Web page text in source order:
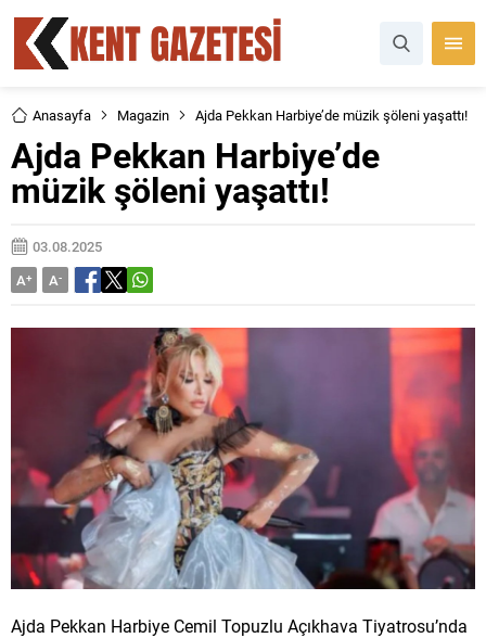
Anasayfa Magazin Ajda Pekkan Harbiye’de müzik şöleni yaşattı!
Ajda Pekkan Harbiye’de
müzik şöleni yaşattı!
03.08.2025
A+ A-
Ajda Pekkan Harbiye Cemil Topuzlu Açıkhava Tiyatrosu’nda